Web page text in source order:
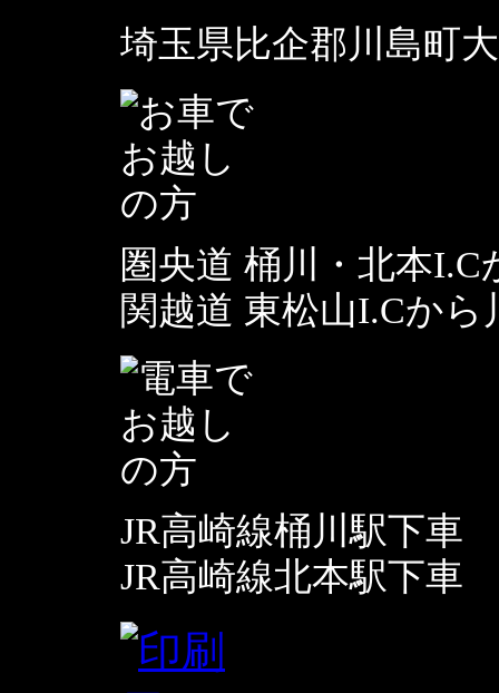
埼玉県比企郡川島町
圏央道 桶川・北本
関越道 東松山I.Cから
JR高崎線桶川駅下車
JR高崎線北本駅下車